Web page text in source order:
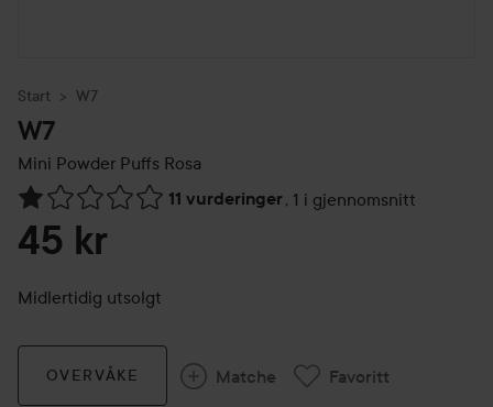
Start W7
W7
Mini Powder Puffs Rosa
11 vurderinger, 1 i gjennomsnitt
Gå til Vurderinger & anmeldelser
45 kr
Midlertidig utsolgt
OVERVÅKE Matche Favoritt